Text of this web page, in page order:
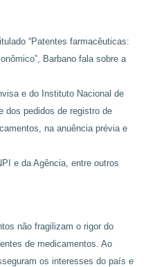
“Patentes farmacêuticas:
Barbano fala sobre a
e do Instituto Nacional de
dos pedidos de registro de
na anuência prévia e
e da Agência, entre outros
não fragilizam o rigor do
de medicamentos. Ao
os interesses do país e